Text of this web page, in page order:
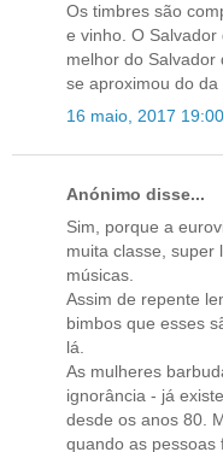
Os timbres são
e vinho. O
melhor do
se aproximou do da
16 maio, 2017 19:00
Anónimo disse...
Sim, porque a
muita classe, super
músicas.
Assim de repente
bimbos que esses
lá.
As mulheres
ignorância - já
desde os anos 80.
quando as pessoas